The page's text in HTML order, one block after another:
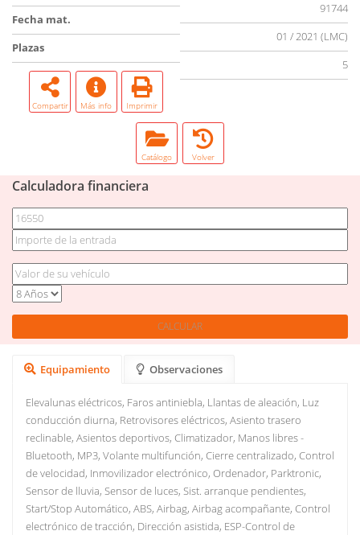
91744
Fecha mat.
01 / 2021 (LMC)
Plazas
5
Compartir Más info Imprimir
Catálogo Volver
Calculadora financiera
Equipamiento Observaciones
Elevalunas eléctricos, Faros antiniebla, Llantas de aleación, Luz
conducción diurna, Retrovisores eléctricos, Asiento trasero
reclinable, Asientos deportivos, Climatizador, Manos libres -
Bluetooth, MP3, Volante multifunción, Cierre centralizado, Control
de velocidad, Inmovilizador electrónico, Ordenador, Parktronic,
Sensor de lluvia, Sensor de luces, Sist. arranque pendientes,
Start/Stop Automático, ABS, Airbag, Airbag acompañante, Control
electrónico de tracción, Dirección asistida, ESP-Control de